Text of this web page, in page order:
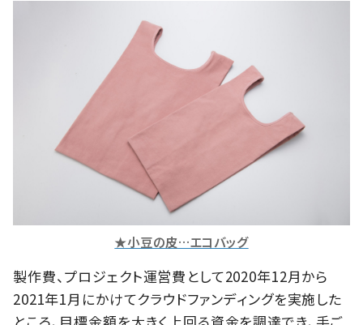
★小豆の皮…エコバッグ
製作費、プロジェクト運営費として2020年12月から
2021年1月にかけてクラウドファンディングを実施した